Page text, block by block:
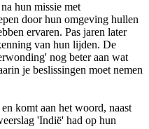
hun missie met
door hun omgeving hullen
ervaren. Pas jaren later
van hun lijden. De
nog beter aan wat
je beslissingen moet nemen
komt aan het woord, naast
'Indië' had op hun